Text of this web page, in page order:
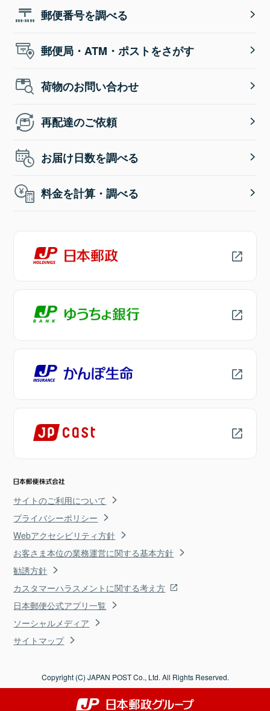
郵便番号を調べる
郵便局・ATM・ポストをさがす
荷物のお問い合わせ
再配達のご依頼
お届け日数を調べる
料金を計算・調べる
サイトのご利用について
プライバシーポリシー
Webアクセシビリティ方針
お客さま本位の業務運営に関する基本方針
勧誘方針
カスタマーハラスメントに関する考え方
日本郵便公式アプリ一覧
ソーシャルメディア
サイトマップ
Copyright (C) JAPAN POST Co., Ltd. All Rights Reserved.